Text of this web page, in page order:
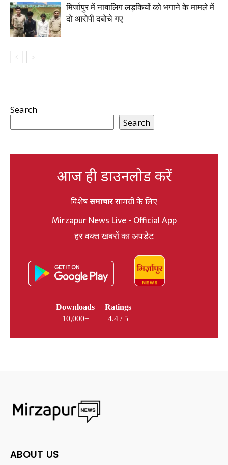
मिर्जापुर में नाबालिग लड़कियों को भगाने के मामले में
दो आरोपी दबोचे गए
Search
Search
आज ही डाउनलोड करें
विशेषसमाचारसामग्री के लिए
Mirzapur News Live - Official App
हर वक्त खबरों का अपडेट
Downloads
10,000+
Ratings
4.4 / 5
ABOUT US